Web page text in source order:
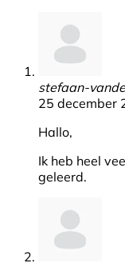
stefaan-
25 december
Hallo,
Ik heb heel
geleerd.